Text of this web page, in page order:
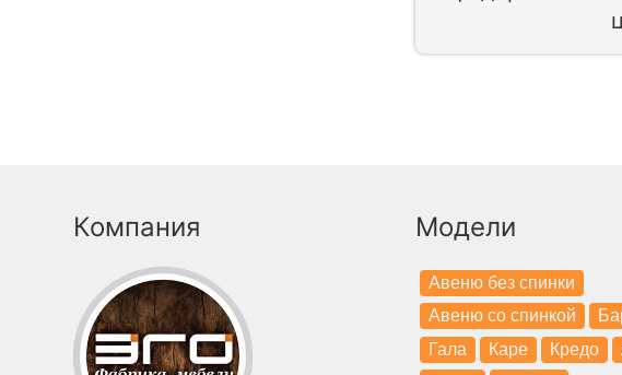
Компания Модели
Авеню без спинки
Авеню со спинкой
Гала
Каре Кредо